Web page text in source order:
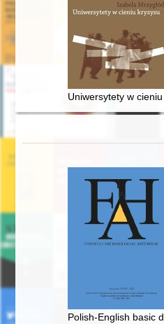
Uniwersytety w
Polish-English basic